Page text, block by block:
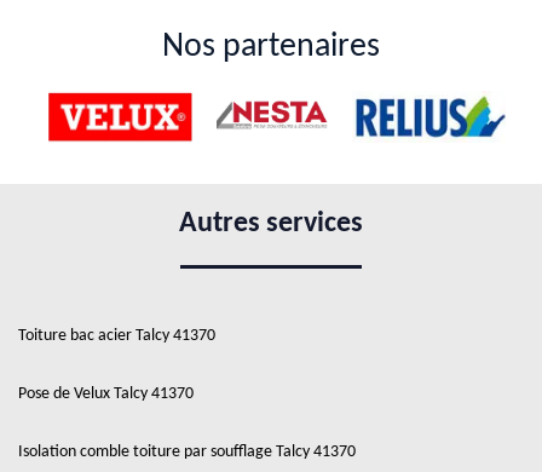
Nos partenaires
Autres services
Toiture bac acier Talcy 41370
Pose de Velux Talcy 41370
Isolation comble toiture par soufflage Talcy 41370